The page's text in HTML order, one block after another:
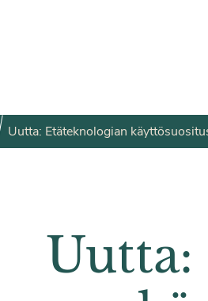
Uutta: Etäteknologian
Uutta: